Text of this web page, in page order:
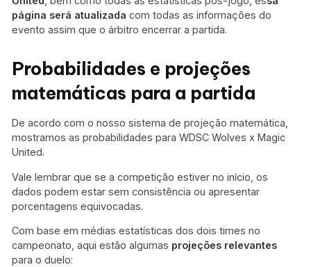
página será atualizada com todas as informações do
evento assim que o árbitro encerrar a partida.
Probabilidades e projeções
matemáticas para a partida
De acordo com o nosso sistema de projeção matemática,
mostramos as probabilidades para WDSC Wolves x Magic
United.
Vale lembrar que se a competição estiver no início, os
dados podem estar sem consistência ou apresentar
porcentagens equivocadas.
Com base em médias estatísticas dos dois times no
campeonato, aqui estão algumas projeções relevantes
para o duelo: